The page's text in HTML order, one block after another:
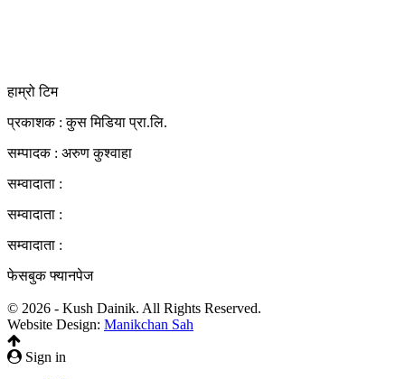
हाम्रो टिम
प्रकाशक : कुस मिडिया प्रा‍.लि.
सम्पादक : अरुण कुश्वाहा
सम्वादाता :
सम्वादाता :
सम्वादाता :
फेसबुक फ्यानपेज
© 2026 - Kush Dainik. All Rights Reserved.
Website Design: Manikchan Sah
Sign in